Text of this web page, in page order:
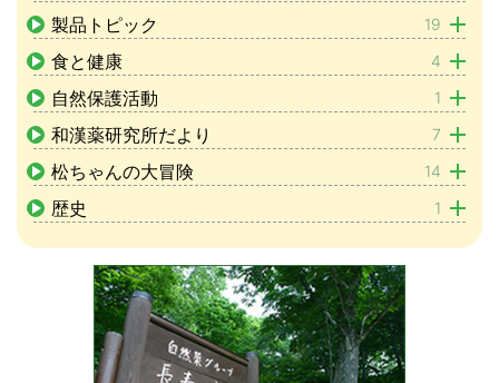
製品トピック 19
食と健康 4
自然保護活動 1
和漢薬研究所だより 7
松ちゃんの大冒険 14
歴史 1